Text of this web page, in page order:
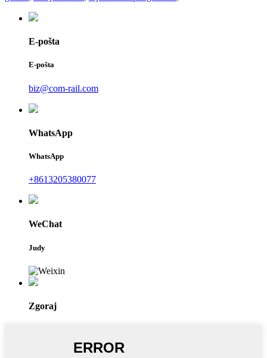
E-pošta
E-pošta
biz@com-rail.com
WhatsApp
WhatsApp
+8613205380077
WeChat
Judy
Zgoraj